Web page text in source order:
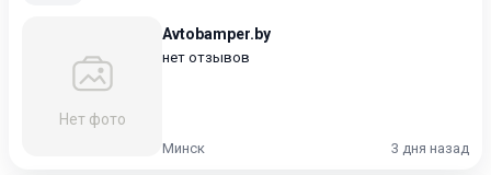
Нет фото
Avtobamper.by
нет отзывов
Минск 3 дня назад